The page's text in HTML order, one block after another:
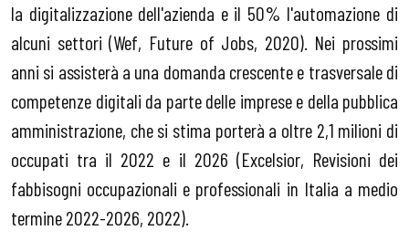
la digitalizzazione dell'azienda e il 50% l'automazione di
alcuni settori (Wef, Future of Jobs, 2020). Nei prossimi
anni si assisterà a una domanda crescente e trasversale di
competenze digitali da parte delle imprese e della pubblica
amministrazione, che si stima porterà a oltre 2,1 milioni di
occupati tra il 2022 e il 2026 (Excelsior, Revisioni dei
fabbisogni occupazionali e professionali in Italia a medio
termine 2022-2026, 2022).